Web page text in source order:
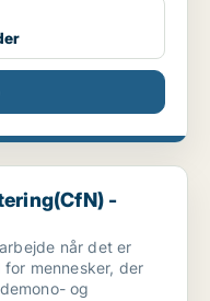
[xxxxx] søge...
-
når det er
mennesker, der
og